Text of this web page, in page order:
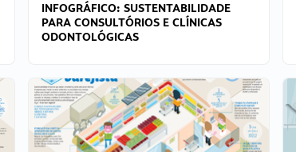
INFOGRÁFICO: SUSTENTABILIDADE
PARA CONSULTÓRIOS E CLÍNICAS
ODONTOLÓGICAS